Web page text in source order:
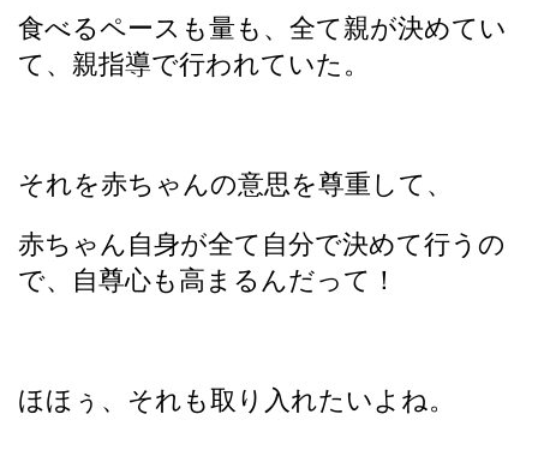
食べるペースも量も、全て親が決めてい
て、親指導で行われていた。
それを赤ちゃんの意思を尊重して、
赤ちゃん自身が全て自分で決めて行うの
で、自尊心も高まるんだって！
ほほぅ、それも取り入れたいよね。